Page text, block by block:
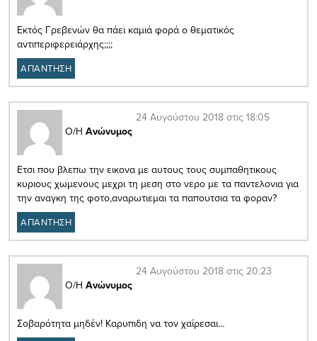
Εκτός Γρεβενών θα πάει καμιά φορά ο θεματικός
αντιπεριφερειάρχης;;;;
ΑΠΑΝΤΗΣΗ
Ο/Η Ανώνυμος
24 Αυγούστου 2018 στις 18:05
Ετσι που βλεπω την εικονα με αυτους τους συμπαθητικους
κυριους χωμενους μεχρι τη μεση στο νερο με τα παντελονια για
την αναγκη της φοτο,αναρωτιεμαι τα παπουτσια τα φοραν?
ΑΠΑΝΤΗΣΗ
Ο/Η Ανώνυμος
24 Αυγούστου 2018 στις 20:23
Σοβαρότητα μηδέν! Καρυπιδη να τον χαίρεσαι…